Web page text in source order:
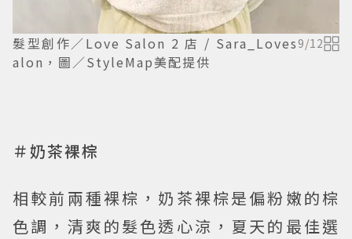
髮型創作／Love Salon 2 店 / Sara_Loves
alon，圖／StyleMap美配提供
9/12
＃奶茶裸棕
相較前兩種裸棕，奶茶裸棕是偏粉嫩的棕
色調，清爽的髮色透心涼，夏天的最佳選